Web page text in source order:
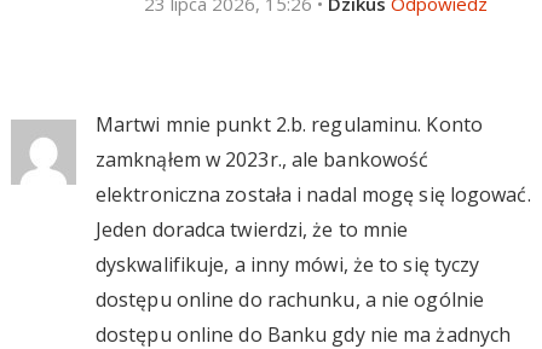
Martwi mnie punkt 2.b. regulaminu. Konto
zamknąłem w 2023r., ale bankowość
elektroniczna została i nadal mogę się logować.
Jeden doradca twierdzi, że to mnie
dyskwalifikuje, a inny mówi, że to się tyczy
dostępu online do rachunku, a nie ogólnie
dostępu online do Banku gdy nie ma żadnych